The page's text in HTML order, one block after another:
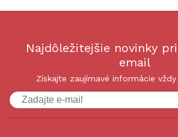
Najdôležitejšie novinky
email
Získajte zaujímavé informácie